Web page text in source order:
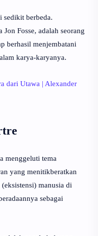
sedikit berbeda.
Fosse, adalah seorang
berhasil menjembatani
karya-karyanya.
dari Utawa | Alexander
menggeluti tema
yang menitikberatkan
manusia di
sebagai